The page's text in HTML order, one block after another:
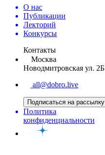
О нас
Публикации
Лекторий
Конкурсы
Контакты
Москва
Новодмитровская ул. 2Б
all@dobro.live
Подписаться на рассылку
Политика
конфиденциальности